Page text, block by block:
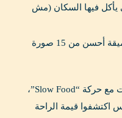
يأكل فيها السكان (مش
3 تجارب عميقة أحسن من 15 صورة
الترند ده بدأ في إيطاليا في التسعينيات مع حركة “Slow Food”،
اكتشفوا قيمة الراحة